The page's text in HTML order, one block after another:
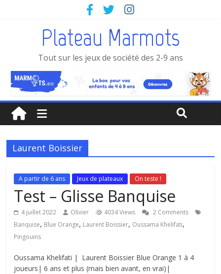
Plateau Marmots
Tout sur les jeux de société des 2-9 ans
Laurent Boissier
A partir de 6 ans Jeux de plateaux On teste !
Test – Glisse Banquise
4 juillet 2022 Olivier 4034 Views
2 Comments
Banquise, Blue Orange, Laurent Boissier, Oussama Khelifati,
Pingouins
Oussama Khelifati | Laurent Boissier Blue Orange 1 à 4
joueurs| 6 ans et plus (mais bien avant, en vrai)|